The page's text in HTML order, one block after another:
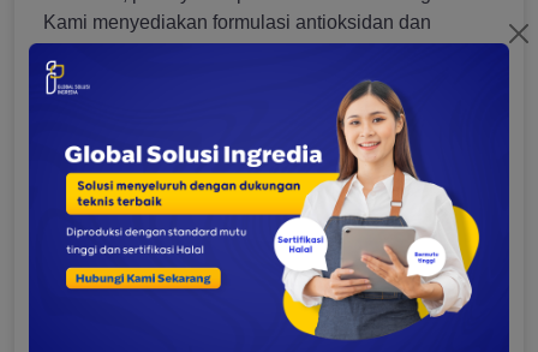
Kami menyediakan formulasi antioksidan dan
Selain itu, tersedia juga bahan berupa BHA, BHT,
TBHQ, EDTA, tocopherols, asam askorbat, asam
sitrat, ekstrak rosemary, ekstrak teh hijau, propil
galgate, natrium nitrit, dan masih banyak lagi.
Tags: Antioksidan
Antioksidan Alami
Antioksidan Buatan
Antioksidan pada Makanan